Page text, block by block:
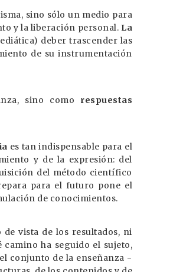
sino sólo un medio para
y la liberación personal. La
deber trascender las
de su instrumentación
sino como respuestas
es tan indispensable para el
y de la expresión: del
del método científico
para el futuro pone el
de conocimientos.
vista de los resultados, ni
ha seguido el sujeto,
conjunto de la enseñanza -